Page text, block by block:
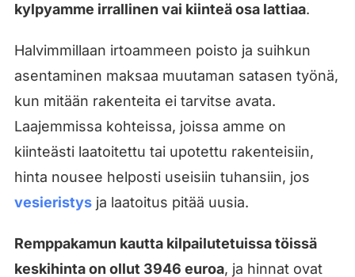
kylpyamme irrallinen vai kiinteä osa lattiaa.
Halvimmillaan irtoammeen poisto ja suihkun
asentaminen maksaa muutaman satasen työnä,
kun mitään rakenteita ei tarvitse avata.
Laajemmissa kohteissa, joissa amme on
kiinteästi laatoitettu tai upotettu rakenteisiin,
hinta nousee helposti useisiin tuhansiin, jos
vesieristysja laatoitus pitää uusia.
Remppakamun kautta kilpailutetuissa töissä
keskihinta on ollut 3946 euroa, ja hinnat ovat